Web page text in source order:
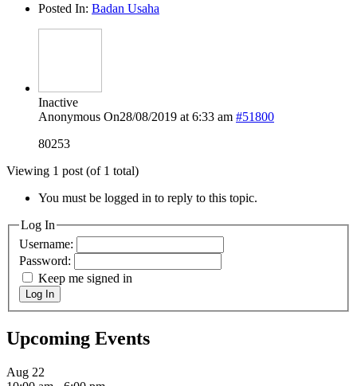
Posted In: Badan Usaha
Inactive
Anonymous On28/08/2019 at 6:33 am #51800
80253
Viewing 1 post (of 1 total)
You must be logged in to reply to this topic.
Log In
Username:
Password:
Keep me signed in
Log In
Upcoming Events
Aug 22